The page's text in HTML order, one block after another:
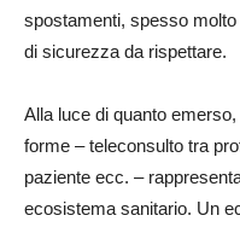
spostamenti, spesso
di sicurezza da rispettare.
Alla luce di quanto
forme – teleconsulto tra
paziente ecc. –
ecosistema sanitario. Un